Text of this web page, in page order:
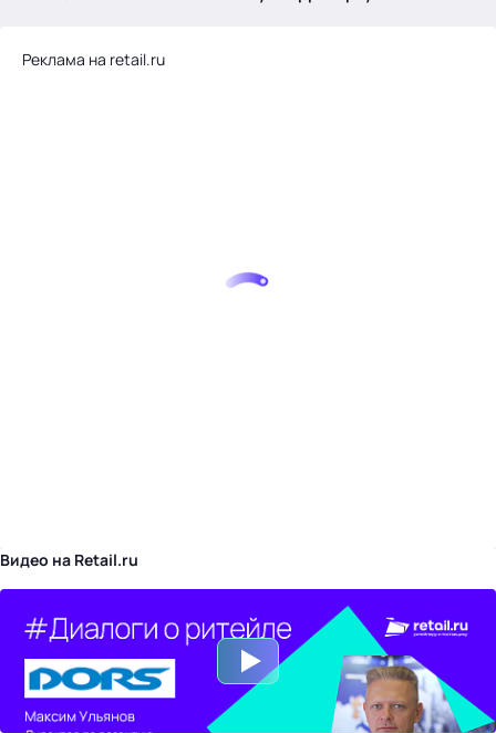
Тема месяца: Автоматизация на 1С
Реклама на retail.ru
Видео на Retail.ru